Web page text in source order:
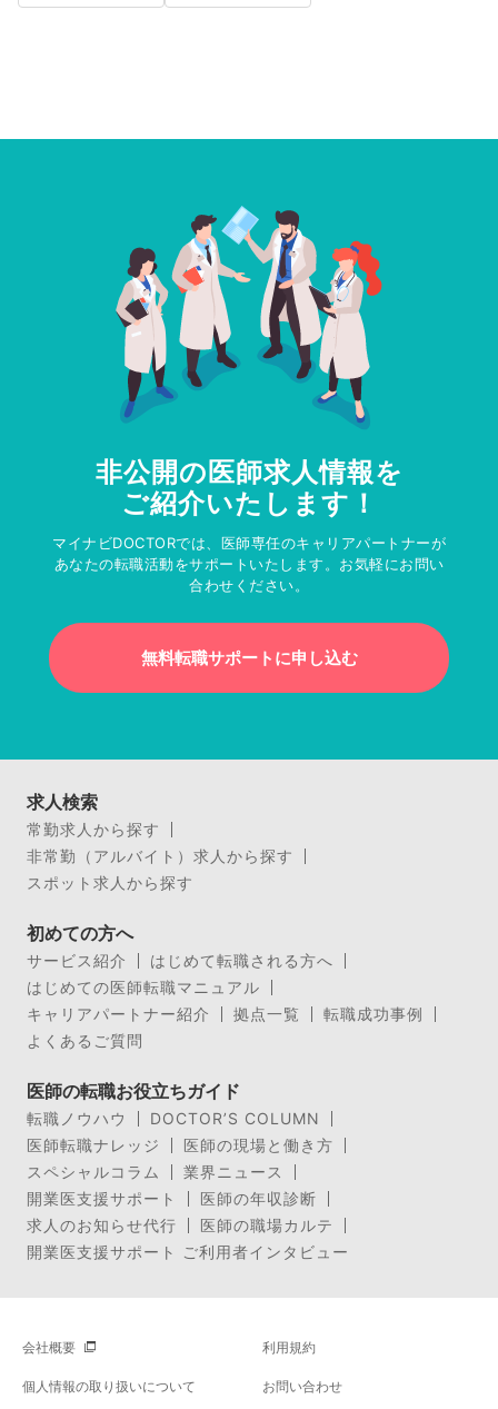
非公開の医師求人情報を
ご紹介いたします！
マイナビDOCTORでは、医師専任のキャリアパートナーが
あなたの転職活動をサポートいたします。お気軽にお問い
合わせください。
無料転職サポートに申し込む
求人検索
常勤求人から探す
非常勤（アルバイト）求人から探す
スポット求人から探す
初めての方へ
サービス紹介
はじめて転職される方へ
はじめての医師転職マニュアル
キャリアパートナー紹介
拠点一覧
転職成功事例
よくあるご質問
医師の転職お役立ちガイド
転職ノウハウ
DOCTOR’S COLUMN
医師転職ナレッジ
医師の現場と働き方
スペシャルコラム
業界ニュース
開業医支援サポート
医師の年収診断
求人のお知らせ代行
医師の職場カルテ
開業医支援サポート ご利用者インタビュー
会社概要 利用規約
個人情報の取り扱いについて お問い合わせ